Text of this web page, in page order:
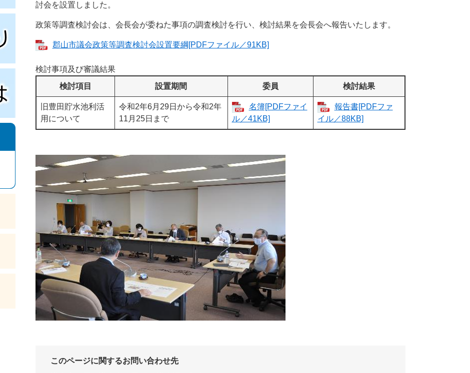
討会を設置しました。
政策等調査検討会は、会長会が委ねた事項の調査検討を行い、検討結果を会長会へ報告いたします。
郡山市議会政策等調査検討会設置要綱[PDFファイル／91KB]
検討事項及び審議結果
検討項目
設置期間 委員 検討結果
旧豊田貯水池利活
用について
令和2年6月29日から令和2年
11月25日まで
名簿[PDFファイ
ル／41KB]
報告書[PDFファ
イル／88KB]
このページに関するお問い合わせ先